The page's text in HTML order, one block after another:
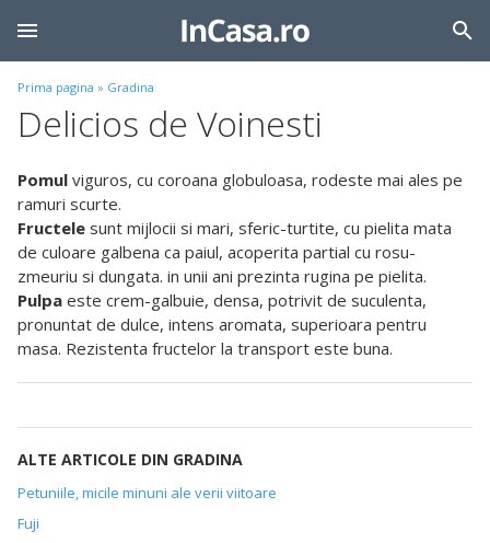
Prima pagina » Gradina
Delicios de Voinesti
Pomul viguros, cu coroana globuloasa, rodeste mai ales pe
ramuri scurte.
Fructele sunt mijlocii si mari, sferic-turtite, cu pielita mata
de culoare galbena ca paiul, acoperita partial cu rosu-
zmeuriu si dungata. in unii ani prezinta rugina pe pielita.
Pulpa este crem-galbuie, densa, potrivit de suculenta,
pronuntat de dulce, intens aromata, superioara pentru
masa. Rezistenta fructelor la transport este buna.
ALTE ARTICOLE DIN GRADINA
Petuniile, micile minuni ale verii viitoare
Fuji